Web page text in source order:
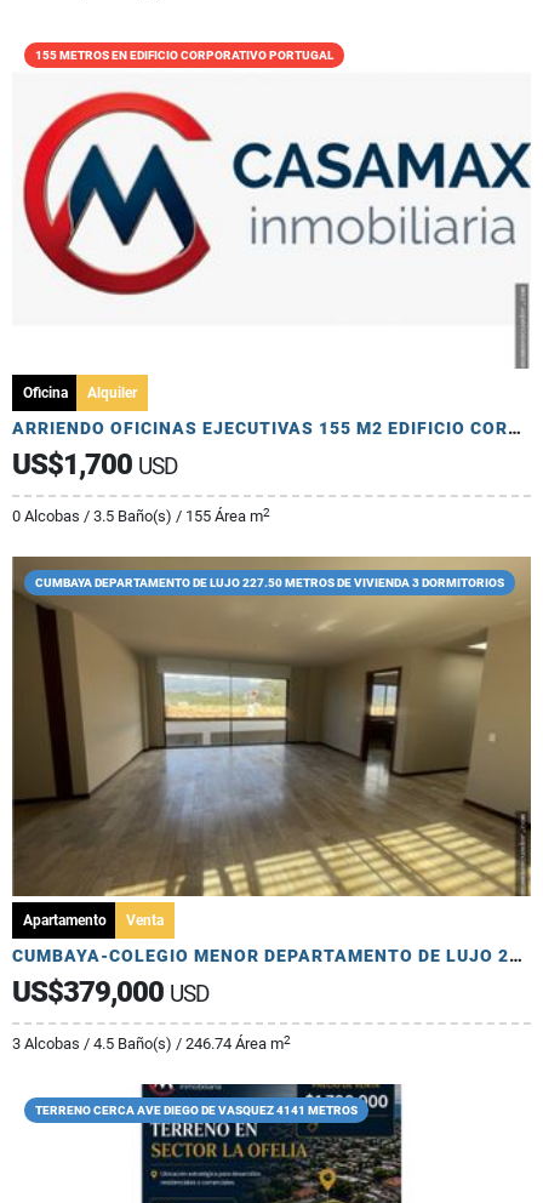
155 METROS EN EDIFICIO CORPORATIVO PORTUGAL
Oficina Alquiler
ARRIENDO OFICINAS EJECUTIVAS 155 M2 EDIFICIO CORPORATIVO PRIMER NIVEL
US$1,700 USD
0 Alcobas / 3.5 Baño(s) / 155 Área m2
CUMBAYA DEPARTAMENTO DE LUJO 227.50 METROS DE VIVIENDA 3 DORMITORIOS
Apartamento Venta
CUMBAYA-COLEGIO MENOR DEPARTAMENTO DE LUJO 227.50 M2 - 3 DORMITORIOS
US$379,000 USD
3 Alcobas / 4.5 Baño(s) / 246.74 Área m2
TERRENO CERCA AVE DIEGO DE VASQUEZ 4141 METROS